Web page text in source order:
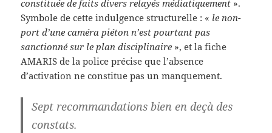
constituée de faits divers relayés médiatiquement ».
Symbole de cette indulgence structurelle : « le non-
port d’une caméra piéton n’est pourtant pas
sanctionné sur le plan disciplinaire », et la fiche
AMARIS de la police précise que l’absence
d’activation ne constitue pas un manquement.
Sept recommandations bien en deçà des
constats.